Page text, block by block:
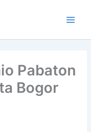
Pabaton
Bogor